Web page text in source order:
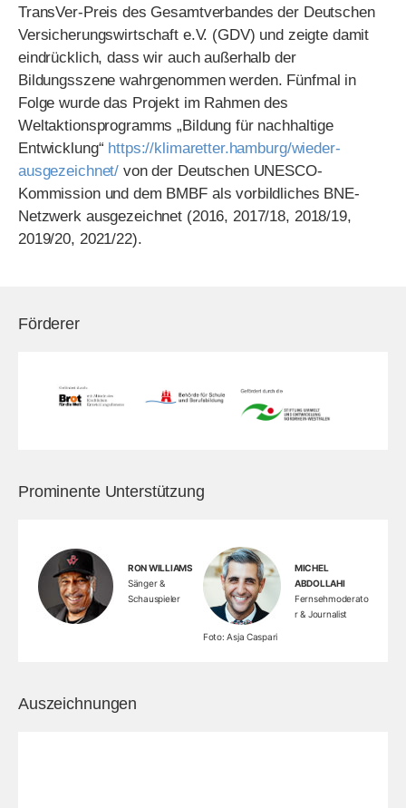
TransVer-Preis des Gesamtverbandes der Deutschen
Versicherungswirtschaft e.V. (GDV) und zeigte damit
eindrücklich, dass wir auch außerhalb der
Bildungsszene wahrgenommen werden. Fünfmal in
Folge wurde das Projekt im Rahmen des
Weltaktionsprogramms „Bildung für nachhaltige
Entwicklung“ https://klimaretter.hamburg/wieder-
ausgezeichnet/ von der Deutschen UNESCO-
Kommission und dem BMBF als vorbildliches BNE-
Netzwerk ausgezeichnet (2016, 2017/18, 2018/19,
2019/20, 2021/22).
Förderer
Prominente Unterstützung
RON WILLIAMS
Sänger &
Schauspieler
Foto: Asja Caspari
MICHEL
ABDOLLAHI
Fernsehmoderato
r & Journalist
Auszeichnungen